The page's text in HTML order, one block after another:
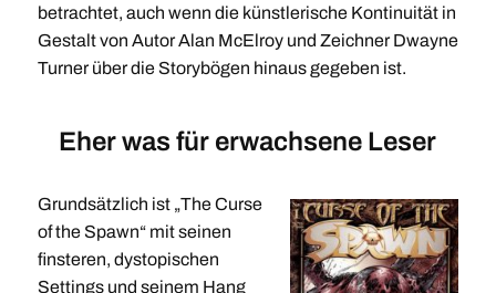
betrachtet, auch wenn die künstlerische Kontinuität in
Gestalt von Autor Alan McElroy und Zeichner Dwayne
Turner über die Storybögen hinaus gegeben ist.
Eher was für erwachsene Leser
Grundsätzlich ist „The Curse
of the Spawn“ mit seinen
finsteren, dystopischen
Settings und seinem Hang